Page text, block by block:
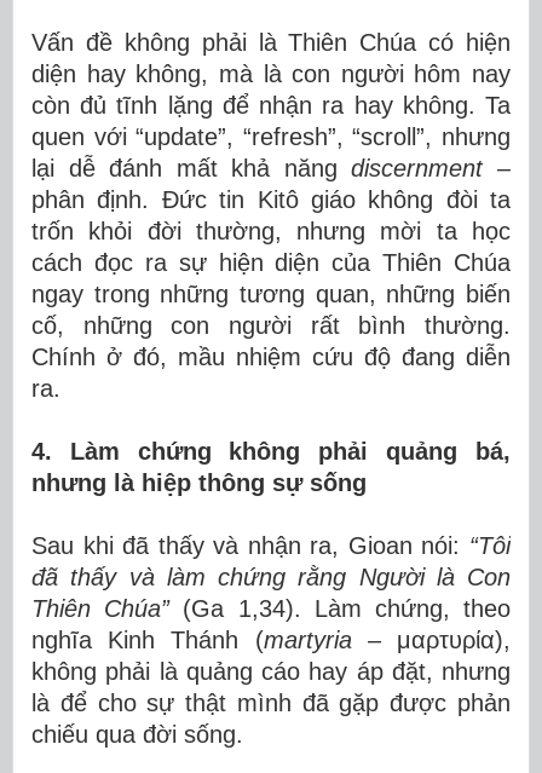
Vấn đề không phải là Thiên Chúa có hiện
diện hay không, mà là con người hôm nay
còn đủ tĩnh lặng để nhận ra hay không. Ta
quen với “update”, “refresh”, “scroll”, nhưng
lại dễ đánh mất khả năngdiscernment–
phân định. Đức tin Kitô giáo không đòi ta
trốn khỏi đời thường, nhưng mời ta học
cách đọc ra sự hiện diện của Thiên Chúa
ngay trong những tương quan, những biến
cố, những con người rất bình thường.
Chính ở đó, mầu nhiệm cứu độ đang diễn
ra.
4. Làm chứng không phải quảng bá,
nhưng là hiệp thông sự sống
Sau khi đã thấy và nhận ra, Gioan nói: “Tôi
đã thấy và làm chứng rằng Người là Con
Thiên Chúa” (Ga 1,34). Làm chứng, theo
nghĩa Kinh Thánh (martyria– μαρτυρία),
không phải là quảng cáo hay áp đặt, nhưng
là để cho sự thật mình đã gặp được phản
chiếu qua đời sống.